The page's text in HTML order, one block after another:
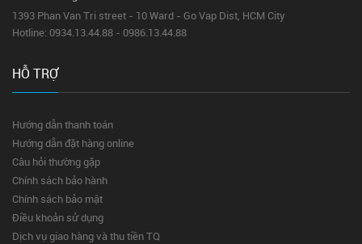
1393 Phan Van Tri street - 10 Ward - Go Vap Dist, HCM City
Hotline: 0934.13.44.88 - 0986.13.44.88
HỖ TRỢ
Hướng dẫn thanh toán
Hướng dẫn đặt hàng online
Câu hỏi thường gặp
Chính sách bảo hành
Chính sách bảo mật
Điều khoản sử dụng
Dịch vụ giao hàng và thu tiền TQ